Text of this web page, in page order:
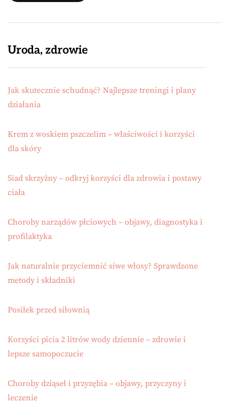
Uroda, zdrowie
Jak skutecznie schudnąć? Najlepsze treningi i plany
działania
Krem z woskiem pszczelim – właściwości i korzyści
dla skóry
Siad skrzyżny – odkryj korzyści dla zdrowia i postawy
ciała
Choroby narządów płciowych – objawy, diagnostyka i
profilaktyka
Jak naturalnie przyciemnić siwe włosy? Sprawdzone
metody i składniki
Posiłek przed siłownią
Korzyści picia 2 litrów wody dziennie – zdrowie i
lepsze samopoczucie
Choroby dziąseł i przyzębia – objawy, przyczyny i
leczenie